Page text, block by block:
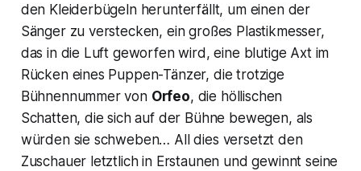
den Kleiderbügeln herunterfällt, um einen der
Sänger zu verstecken, ein großes Plastikmesser,
das in die Luft geworfen wird, eine blutige Axt im
Rücken eines Puppen-Tänzer, die trotzige
Bühnennummer von Orfeo, die höllischen
Schatten, die sich auf der Bühne bewegen, als
würden sie schweben… All dies versetzt den
Zuschauer letztlich in Erstaunen und gewinnt seine